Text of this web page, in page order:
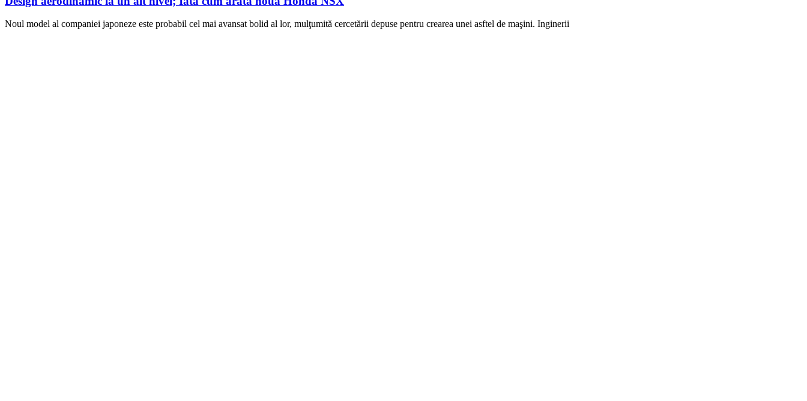
Noul model al companiei japoneze este probabil cel mai avansat bolid al lor, mulţumită cercetării depuse pentru crearea unei asftel de maşini. Inginerii